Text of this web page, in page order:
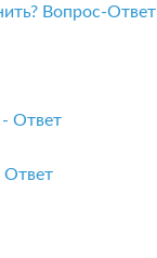
Вопрос-Ответ
Ответ
Ответ